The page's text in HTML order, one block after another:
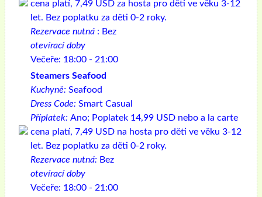
cena platí, 7,49 USD za hosta pro děti ve věku 3-12
let. Bez poplatku za děti 0-2 roky.
Rezervace nutná : Bez
otevírací doby
Večeře: 18:00 - 21:00
Steamers Seafood
Kuchyně: Seafood
Dress Code: Smart Casual
Příplatek: Ano; Poplatek 14,99 USD nebo a la carte
cena platí, 7,49 USD na hosta pro děti ve věku 3-12
let. Bez poplatku za děti 0-2 roky.
Rezervace nutná: Bez
otevírací doby
Večeře: 18:00 - 21:00